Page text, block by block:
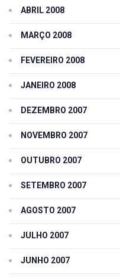
ABRIL 2008
MARÇO 2008
FEVEREIRO 2008
JANEIRO 2008
DEZEMBRO 2007
NOVEMBRO 2007
OUTUBRO 2007
SETEMBRO 2007
AGOSTO 2007
JULHO 2007
JUNHO 2007